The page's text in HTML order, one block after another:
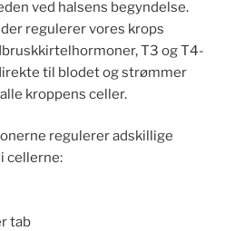
ved halsens begyndelse.
regulerer vores krops
T3 og T4-
til blodet og strømmer
kroppens celler.
regulerer adskillige
cellerne:
tab